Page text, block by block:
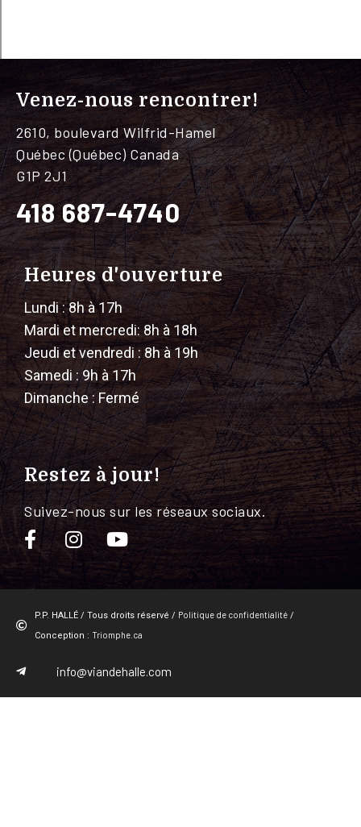
Venez-nous rencontrer!
2610, boulevard Wilfrid-Hamel
Québec (Québec) Canada
G1P 2J1
418 687-4740
Heures d'ouverture
Lundi : 8h à 17h
Mardi et mercredi: 8h à 18h
Jeudi et vendredi : 8h à 19h
Samedi : 9h à 17h
Dimanche : Fermé
Restez à jour!
Suivez-nous sur les réseaux sociaux.
P.P. HALLÉ / Tous droits réservé / Politique de confidentialité/
Conception : Triomphe.ca
info@viandehalle.com